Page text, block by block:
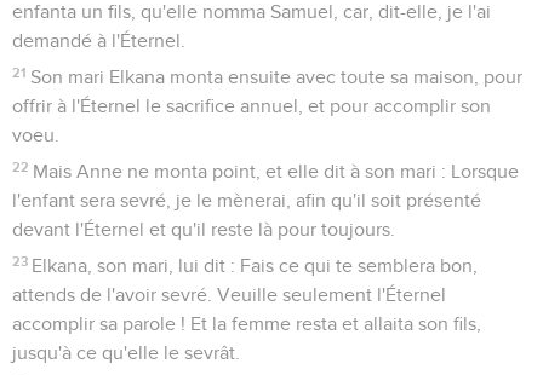
enfanta un fils, qu'elle nomma Samuel, car, dit-elle, je l'ai
demandé à l'Éternel.
21 Son mari Elkana monta ensuite avec toute sa maison, pour
offrir à l'Éternel le sacrifice annuel, et pour accomplir son
voeu.
22 Mais Anne ne monta point, et elle dit à son mari : Lorsque
l'enfant sera sevré, je le mènerai, afin qu'il soit présenté
devant l'Éternel et qu'il reste là pour toujours.
23 Elkana, son mari, lui dit : Fais ce qui te semblera bon,
attends de l'avoir sevré. Veuille seulement l'Éternel
accomplir sa parole ! Et la femme resta et allaita son fils,
jusqu'à ce qu'elle le sevrât.